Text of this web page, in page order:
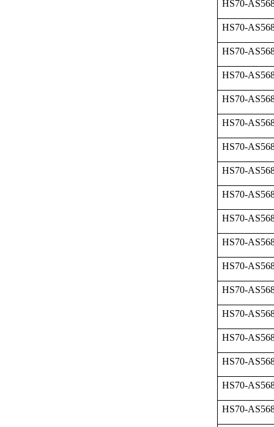
HS70-
HS70-
HS70-
HS70-
HS70-
HS70-
HS70-
HS70-
HS70-
HS70-
HS70-
HS70-
HS70-
HS70-
HS70-
HS70-
HS70-
HS70-